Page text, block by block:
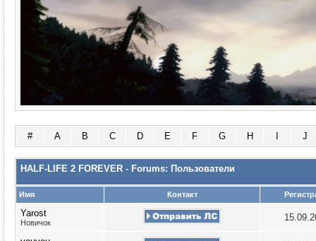
# A B C D E F G H J
HALF-LIFE 2 FOREVER - Forums: Пользователи
Имя Контакт
Yarost
Новичок